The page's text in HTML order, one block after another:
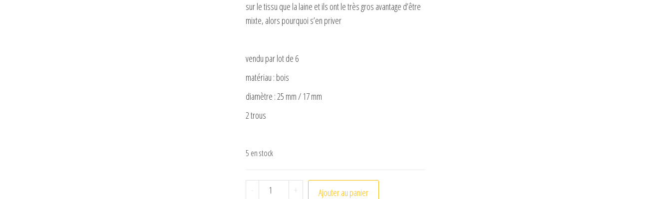
sur le tissu que la laine et ils ont le très gros avantage d’être
mixte, alors pourquoi s’en priver
vendu par lot de 6
matériau : bois
diamètre : 25 mm / 17 mm
2 trous
5 en stock
- quantité de bouton bois voiture
+ Ajouter au panier